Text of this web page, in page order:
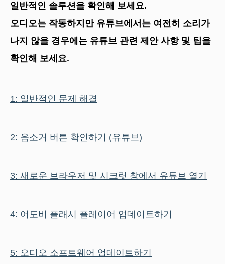
일반적인 솔루션을 확인해 보세요.
오디오는 작동하지만 유튜브에서는 여전히 소리가
나지 않을 경우에는 유튜브 관련 제안 사항 및 팁을
확인해 보세요.
1: 일반적인 문제 해결
2: 음소거 버튼 확인하기 (유튜브)
3: 새로운 브라우저 및 시크릿 창에서 유튜브 열기
4: 어도비 플래시 플레이어 업데이트하기
5: 오디오 소프트웨어 업데이트하기